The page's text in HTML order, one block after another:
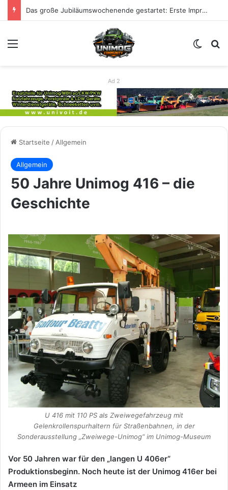
Das große Jubiläumswochenende gestartet: Erste Impressionen zu 80 Jahre Unimog
Skin
Ad 2
Startseite /Allgemein
Allgemein
50 Jahre Unimog 416 – die
Geschichte
U 416 mit 110 PS als Zweiwegefahrzeug mit
Gelenkrollenspurhaltern für Straßenbahnen, in der
Sonderausstellung „Zweiwege-Unimog“ im Unimog-Museum
Vor 50 Jahren war für den „langen U 406er“
Produktionsbeginn. Noch heute ist der Unimog 416er bei
Armeen im Einsatz